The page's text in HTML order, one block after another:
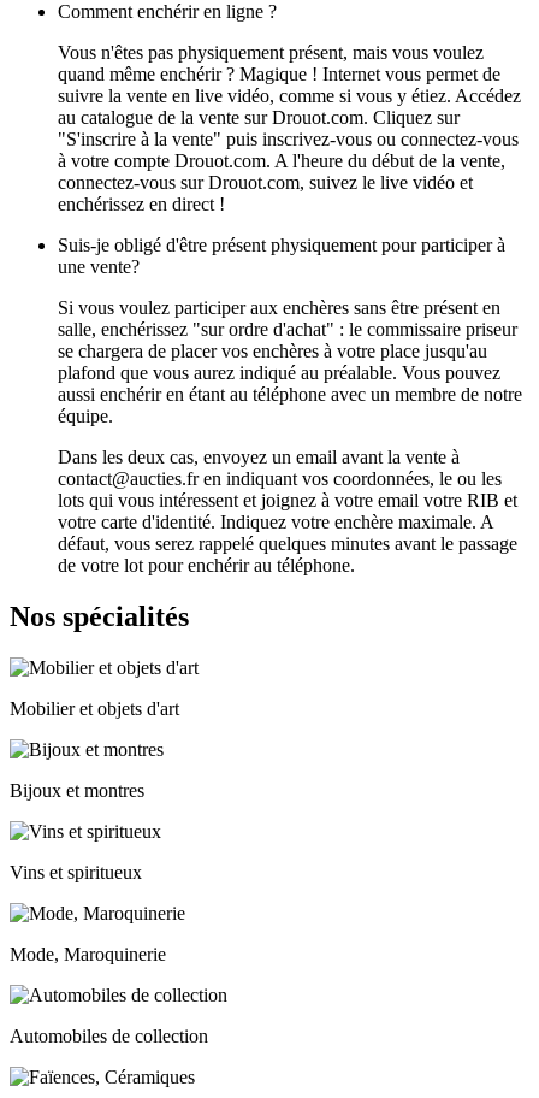
Comment enchérir en ligne ?
Vous n'êtes pas physiquement présent, mais vous voulez
quand même enchérir ? Magique ! Internet vous permet de
suivre la vente en live vidéo, comme si vous y étiez. Accédez
au catalogue de la vente sur Drouot.com. Cliquez sur
"S'inscrire à la vente" puis inscrivez-vous ou connectez-vous
à votre compte Drouot.com. A l'heure du début de la vente,
connectez-vous sur Drouot.com, suivez le live vidéo et
enchérissez en direct !
Suis-je obligé d'être présent physiquement pour participer à
une vente?
Si vous voulez participer aux enchères sans être présent en
salle, enchérissez "sur ordre d'achat" : le commissaire priseur
se chargera de placer vos enchères à votre place jusqu'au
plafond que vous aurez indiqué au préalable. Vous pouvez
aussi enchérir en étant au téléphone avec un membre de notre
équipe.
Dans les deux cas, envoyez un email avant la vente à
contact@aucties.fr en indiquant vos coordonnées, le ou les
lots qui vous intéressent et joignez à votre email votre RIB et
votre carte d'identité. Indiquez votre enchère maximale. A
défaut, vous serez rappelé quelques minutes avant le passage
de votre lot pour enchérir au téléphone.
Nos spécialités
Mobilier et objets d'art
Bijoux et montres
Vins et spiritueux
Mode, Maroquinerie
Automobiles de collection